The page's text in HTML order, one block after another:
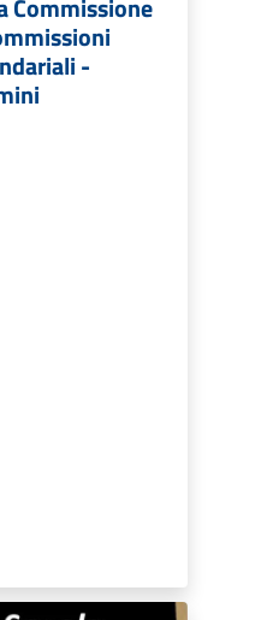
Commissione
-